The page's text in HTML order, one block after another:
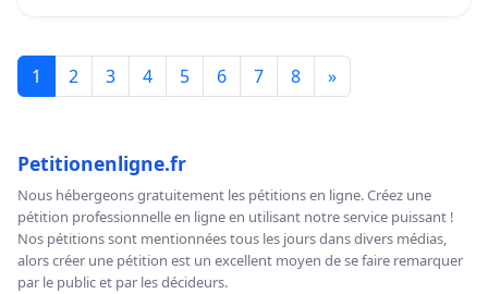
1 2 3 4 5 6 7 8 »
Petitionenligne.fr
Nous hébergeons gratuitement les pétitions en ligne. Créez une
pétition professionnelle en ligne en utilisant notre service puissant !
Nos pétitions sont mentionnées tous les jours dans divers médias,
alors créer une pétition est un excellent moyen de se faire remarquer
par le public et par les décideurs.